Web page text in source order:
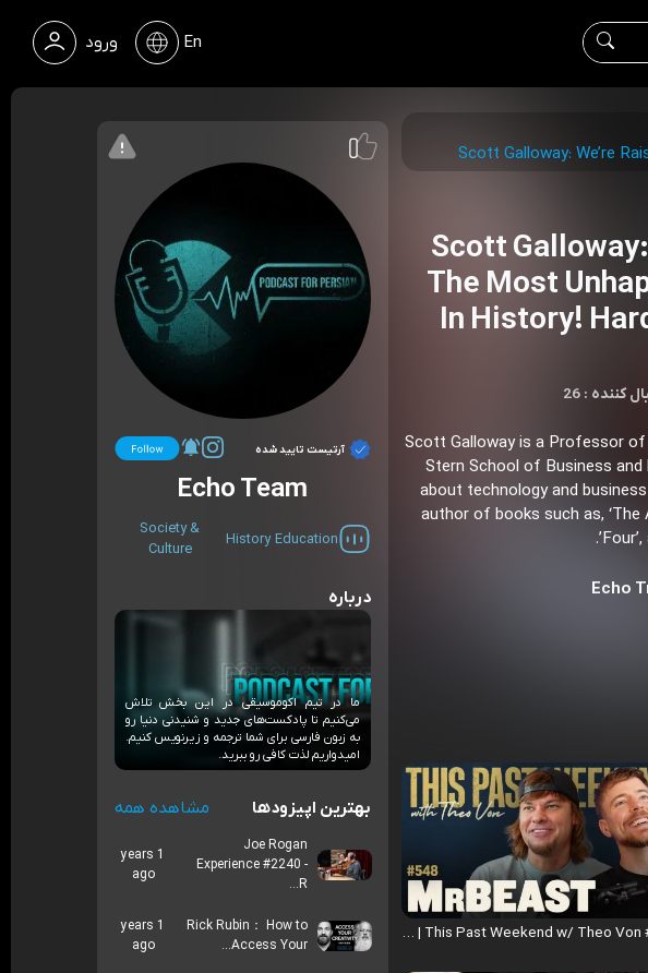
ورود En
Scott Galloway: We’re
Scott
The Most
In History!
کننده
Scott Galloway is a Professor
Stern School of Business
about technology and
author of books such as, ‘The
Echo
MrBeast | This Past Weekend w/ Theo Von #548
آرتیست تایید شده
Echo Team
Education
History
Society &
Culture
درباره
ما در تیم اکوموسیقی در این بخش تلاش
می‌کنیم تا پادکست‌های جدید و شنیدنی دنیا رو
به زبون فارسی برای شما ترجمه و زیرنویس کنیم.
امیدواریم لذت‌ کافی رو ببرید.
بهترین اپیزودها مشاهده همه
Joe Rogan
Experience #2240 -
R...
1 years
ago
Rick Rubin： How to
Access Your...
1 years
ago